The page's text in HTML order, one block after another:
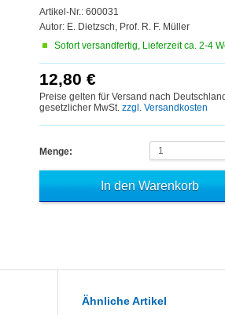
Artikel-Nr.: 600031
Autor: E. Dietzsch, Prof. R. F. Müller
Sofort versandfertig, Lieferzeit ca. 2-4
12,80 €
Preise gelten für Versand nach
gesetzlicher MwSt. zzgl. Versandkosten
Menge: 1
Ähnliche Artikel